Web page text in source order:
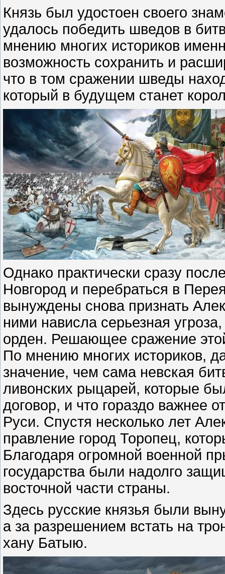
Князь был удостоен своего
удалось победить шведов в
мнению многих историков
возможность сохранить и
что в том сражении шведы
который в будущем станет
Однако практически сразу
Новгород и перебраться в
вынуждены снова признать
ними нависла серьезная
орден. Решающее сражение
По мнению многих историков,
значение, чем сама невская
ливонских рыцарей, которые
договор, и что гораздо важнее
Руси. Спустя несколько лет
правление город Торопец,
Благодаря огромной военной
государства были надолго
восточной части страны.
Здесь русские князья были
а за разрешением встать на
хану Батыю.